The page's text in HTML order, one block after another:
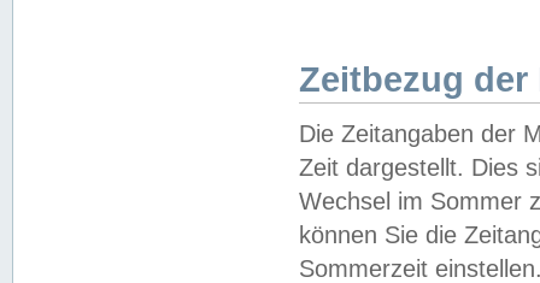
Zeitbezug der
Die Zeitangaben der
Zeit dargestellt. Dies
Wechsel im Sommer
können Sie die
Sommerzeit